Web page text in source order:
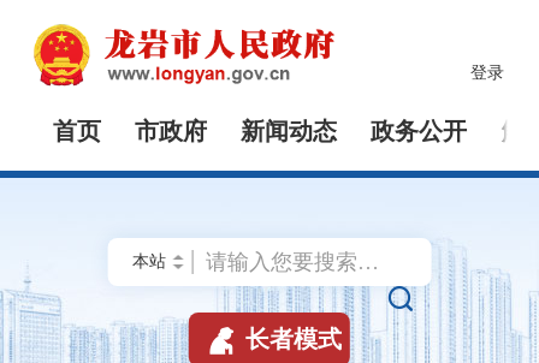
登录
首页 市政府 新闻动态 政务公开 解

 长者模式